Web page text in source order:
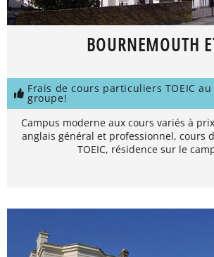
BOURNEMOUTH
Frais de cours particuliers TOEIC
groupe!
Campus moderne aux cours variés à
anglais général et professionnel, cours
TOEIC, résidence sur le